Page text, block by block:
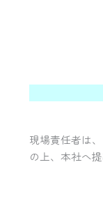
現場責任者は
の上、本社へ提